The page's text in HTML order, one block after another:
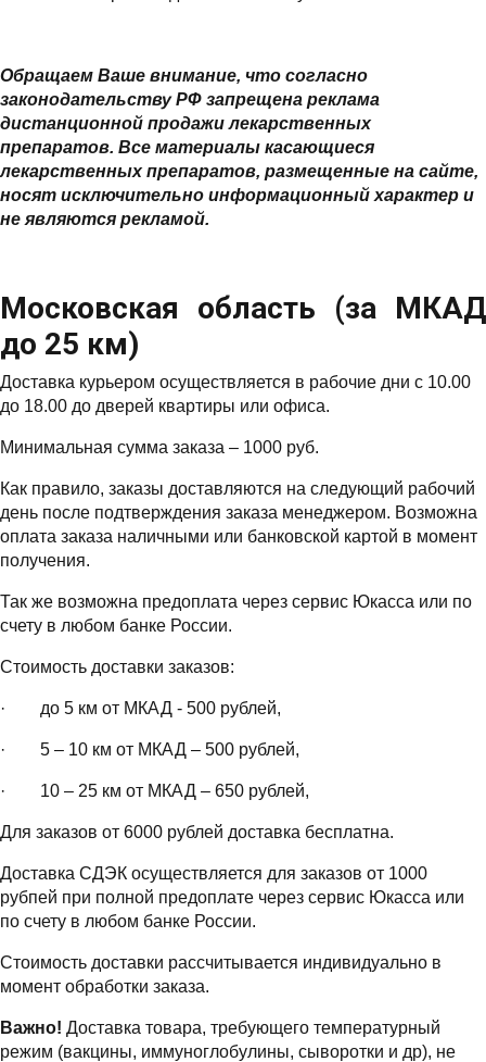
Обращаем Ваше внимание, что согласно
законодательству РФ запрещена реклама
дистанционной продажи лекарственных
препаратов. Все материалы касающиеся
лекарственных препаратов, размещенные на сайте,
носят исключительно информационный характер и
не являются рекламой.
Московская область (за МКАД
до 25 км)
Доставка курьером осуществляется в рабочие дни с 10.00
до 18.00 до дверей квартиры или офиса.
Минимальная сумма заказа – 1000 руб.
Как правило, заказы доставляются на следующий рабочий
день после подтверждения заказа менеджером. Возможна
оплата заказа наличными или банковской картой в момент
получения.
Так же возможна предоплата через сервис Юкасса или по
счету в любом банке России.
Стоимость доставки заказов:
· до 5 км от МКАД - 500 рублей,
· 5 – 10 км от МКАД – 500 рублей,
· 10 – 25 км от МКАД – 650 рублей,
Для заказов от 6000 рублей доставка бесплатна.
Доставка СДЭК осуществляется для заказов от 1000
рубпей при полной предоплате через сервис Юкасса или
по счету в любом банке России.
Стоимость доставки рассчитывается индивидуально в
момент обработки заказа.
Важно! Доставка товара, требующего температурный
режим (вакцины, иммуноглобулины, сыворотки и др), не